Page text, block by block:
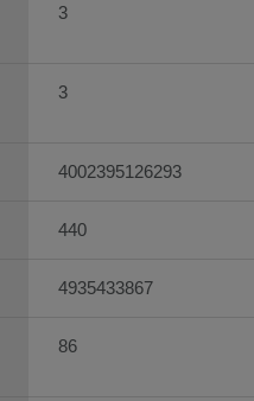
3
3
4002395126293
440
4935433867
86